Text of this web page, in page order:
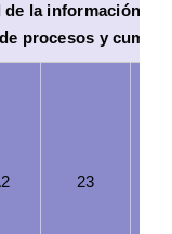
la información,
procesos y
23